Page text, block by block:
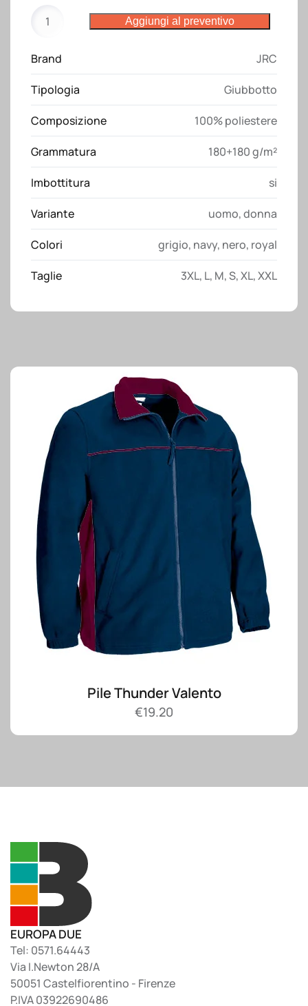
Bergen
quantità
Aggiungi al preventivo
Brand JRC
Tipologia Giubbotto
Composizione 100% poliestere
Grammatura 180+180 g/m²
Imbottitura si
Variante uomo,donna
Colori grigio, navy, nero, royal
Taglie 3XL, L, M,S,XL,XXL
Pile Thunder Valento
€19.20
EUROPA DUE
Tel: 0571.64443
Via I.Newton 28/A
50051 Castelfiorentino - Firenze
P.IVA 03922690486